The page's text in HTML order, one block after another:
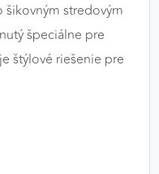
šikovným stredovým
špeciálne pre
štýlové riešenie pre
webovými
našim partnerom
reklamu, a to na
sieťach tretích strán.